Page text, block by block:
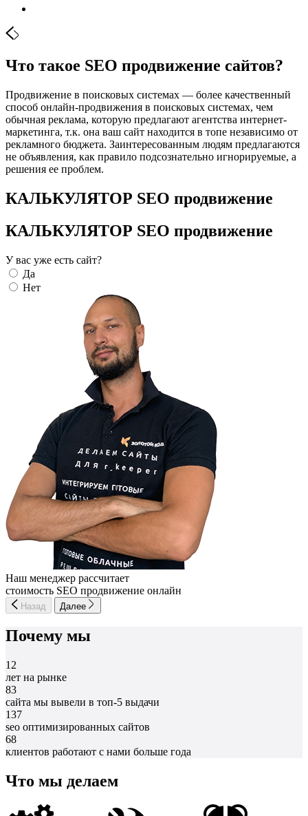
Что такое SEO продвижение сайтов?
Продвижение в поисковых системах — более качественный
способ онлайн-продвижения в поисковых системах, чем
обычная реклама, которую предлагают агентства интернет-
маркетинга, т.к. она ваш сайт находится в топе независимо от
рекламного бюджета. Заинтересованным людям предлагаются
не объявления, как правило подсознательно игнорируемые, а
решения ее проблем.
КАЛЬКУЛЯТОР SEO продвижение
КАЛЬКУЛЯТОР SEO продвижение
У вас уже есть сайт?
Да
Нет
Наш менеджер рассчитает
стоимость SEO продвижение онлайн
Назад Далее
Почему мы
12
лет на рынке
83
сайта мы вывели в топ-5 выдачи
137
seo оптимизированных сайтов
68
клиентов работают с нами больше года
Что мы делаем